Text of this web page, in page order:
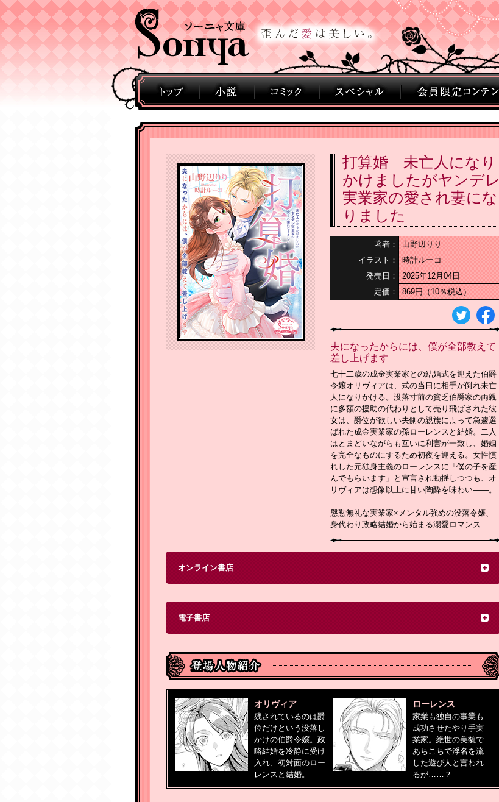
打算婚 未亡人になり
かけましたがヤンデレ
実業家の愛され妻にな
りました
著者：
山野辺りり
イラスト：
時計ルーコ
発売日：
2025年12月04日
定価：
869円（10％税込）
夫になったからには、僕が全部教えて
差し上げます
七十二歳の成金実業家との結婚式を迎えた伯爵
令嬢オリヴィアは、式の当日に相手が倒れ未亡
人になりかける。没落寸前の貧乏伯爵家の両親
に多額の援助の代わりとして売り飛ばされた彼
女は、爵位が欲しい夫側の親族によって急遽選
ばれた成金実業家の孫ローレンスと結婚。二人
はとまどいながらも互いに利害が一致し、婚姻
を完全なものにするため初夜を迎える。女性慣
れした元独身主義のローレンスに「僕の子を産
んでもらいます」と宣言され動揺しつつも、オ
リヴィアは想像以上に甘い陶酔を味わい――。
慇懃無礼な実業家×メンタル強めの没落令嬢、
身代わり政略結婚から始まる溺愛ロマンス
オンライン書店
電子書店
オリヴィア
残されているのは爵
位だけという没落し
かけの伯爵令嬢。政
略結婚を冷静に受け
入れ、初対面のロー
レンスと結婚。
ローレンス
家業も独自の事業も
成功させたやり手実
業家。絶世の美貌で
あちこちで浮名を流
した遊び人と言われ
るが……？